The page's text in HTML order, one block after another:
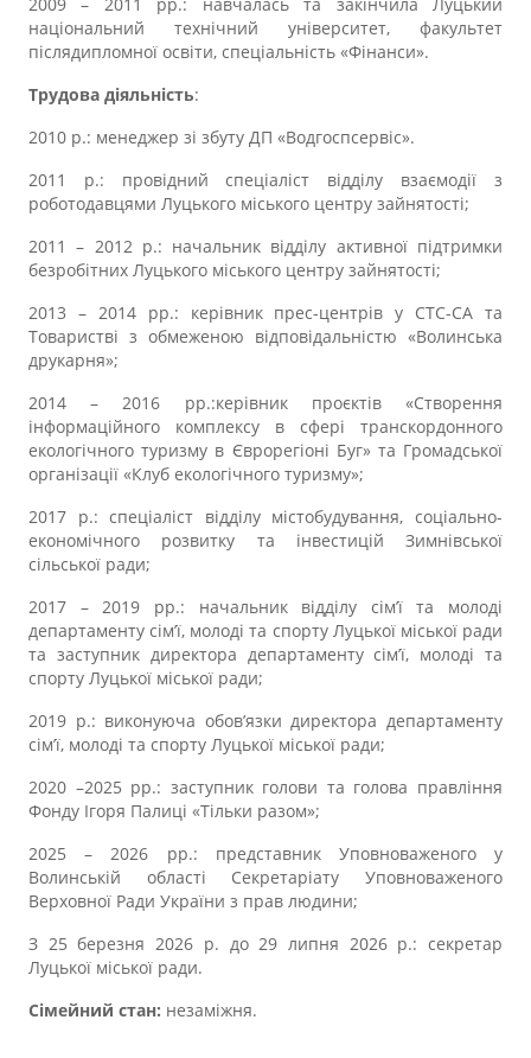
національний технічний університет, факультет
післядипломної освіти, спеціальність «Фінанси».
Трудова діяльність:
2010 р.: менеджер зі збуту ДП «Водгоспсервіс».
2011 р.: провідний спеціаліст відділу взаємодії з
роботодавцями Луцького міського центру зайнятості;
2011 – 2012 р.: начальник відділу активної підтримки
безробітних Луцького міського центру зайнятості;
2013 – 2014 рр.: керівник прес-центрів у СТС-СА та
Товаристві з обмеженою відповідальністю «Волинська
друкарня»;
2014 – 2016 рр.:керівник проєктів «Створення
інформаційного комплексу в сфері транскордонного
екологічного туризму в Єврорегіоні Буг» та Громадської
організації «Клуб екологічного туризму»;
2017 р.: спеціаліст відділу містобудування, соціально-
економічного розвитку та інвестицій Зимнівської
сільської ради;
2017 – 2019 рр.: начальник відділу сім’ї та молоді
департаменту сім’ї, молоді та спорту Луцької міської ради
та заступник директора департаменту сім’ї, молоді та
спорту Луцької міської ради;
2019 р.: виконуюча обов’язки директора департаменту
сім’ї, молоді та спорту Луцької міської ради;
2020 –2025 рр.: заступник голови та голова правління
Фонду Ігоря Палиці «Тільки разом»;
2025 – 2026 рр.: представник Уповноваженого у
Волинській області Секретаріату Уповноваженого
Верховної Ради України з прав людини;
З 25 березня 2026 р. до 29 липня 2026 р.: секретар
Луцької міської ради.
Сімейний стан: незаміжня.